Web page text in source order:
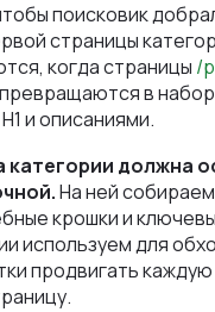
поисковик
страницы
когда страницы /
превращаются в
и описаниями.
категории должна
На ней
крошки и
используем для
продвигать каждую